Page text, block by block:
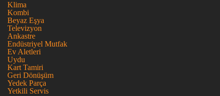
Klima
Kombi
Beyaz Eşya
Televizyon
Ankastre
Endüstriyel Mutfak
Ev Aletleri
Uydu
Kart Tamiri
Geri Dönüşüm
Yedek Parça
Yetkili Servis